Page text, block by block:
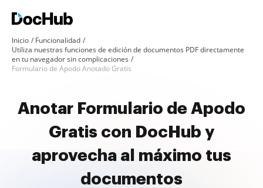
Inicio
Funcionalidad
Utiliza nuestras funciones de edición de documentos PDF directamente
en tu navegador sin complicaciones
Formulario de Apodo Anotado Gratis
Anotar Formulario de Apodo
Gratis con DocHub y
aprovecha al máximo tus
documentos